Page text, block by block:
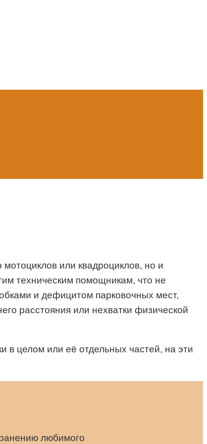
или квадроциклов, но и
техническим помощникам, что не
и дефицитом парковочных мест,
расстояния или нехватки физической
в целом или её отдельных частей, на эти
любимого